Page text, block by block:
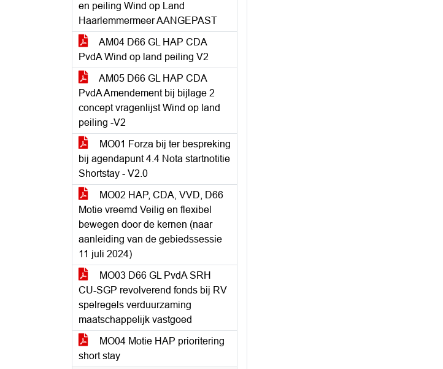
en peiling Wind op Land
Haarlemmermeer AANGEPAST
AM04 D66 GL HAP CDA
PvdA Wind op land peiling V2
AM05 D66 GL HAP CDA
PvdA Amendement bij bijlage 2
concept vragenlijst Wind op land
peiling -V2
MO01 Forza bij ter bespreking
bij agendapunt 4.4 Nota startnotitie
Shortstay - V2.0
MO02 HAP, CDA, VVD, D66
Motie vreemd Veilig en flexibel
bewegen door de kernen (naar
aanleiding van de gebiedssessie
11 juli 2024)
MO03 D66 GL PvdA SRH
CU-SGP revolverend fonds bij RV
spelregels verduurzaming
maatschappelijk vastgoed
MO04 Motie HAP prioritering
short stay